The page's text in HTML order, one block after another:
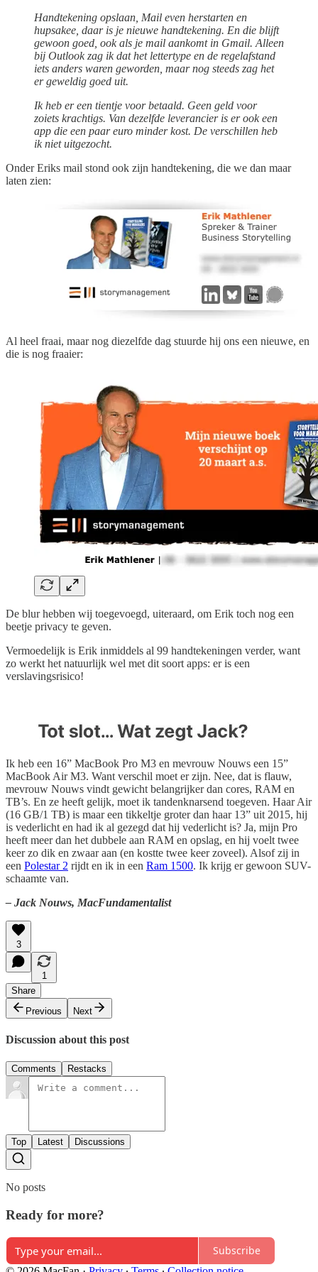
Handtekening opslaan, Mail even herstarten en
hupsakee, daar is je nieuwe handtekening. En die blijft
gewoon goed, ook als je mail aankomt in Gmail. Alleen
bij Outlook zag ik dat het lettertype en de regelafstand
iets anders waren geworden, maar nog steeds zag het
er geweldig goed uit.
Ik heb er een tientje voor betaald. Geen geld voor
zoiets krachtigs. Van dezelfde leverancier is er ook een
app die een paar euro minder kost. De verschillen heb
ik niet uitgezocht.
Onder Eriks mail stond ook zijn handtekening, die we dan maar
laten zien:
Al heel fraai, maar nog diezelfde dag stuurde hij ons een nieuwe, en
die is nog fraaier:
De blur hebben wij toegevoegd, uiteraard, om Erik toch nog een
beetje privacy te geven.
Vermoedelijk is Erik inmiddels al 99 handtekeningen verder, want
zo werkt het natuurlijk wel met dit soort apps: er is een
verslavingsrisico!
Ik heb een 16” MacBook Pro M3 en mevrouw Nouws een 15”
MacBook Air M3. Want verschil moet er zijn. Nee, dat is flauw,
mevrouw Nouws vindt gewicht belangrijker dan cores, RAM en
TB’s. En ze heeft gelijk, moet ik tandenknarsend toegeven. Haar Air
(16 GB/1 TB) is maar een tikkeltje groter dan haar 13” uit 2015, hij
is vederlicht en had ik al gezegd dat hij vederlicht is? Ja, mijn Pro
heeft meer dan het dubbele aan RAM en opslag, en hij voelt twee
keer zo dik en zwaar aan (en kostte twee keer zoveel). Alsof zij in
een Polestar 2 rijdt en ik in een Ram 1500. Ik krijg er gewoon SUV-
schaamte van.
– Jack Nouws, MacFundamentalist
3
1
Share
Previous
Next
Discussion about this post
Comments Restacks
Top Latest Discussions
No posts
Ready for more?
Subscribe